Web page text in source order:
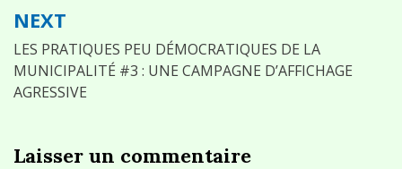
NEXT
LES PRATIQUES PEU DÉMOCRATIQUES DE LA
MUNICIPALITÉ #3 : UNE CAMPAGNE D’AFFICHAGE
AGRESSIVE
Laisser un commentaire